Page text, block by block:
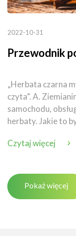
2022-10-31
Przewodnik
„Herbata czarna
czyta”. A.
samochodu,
herbaty. Jakie to
Czytaj więcej
Pokaż więcej